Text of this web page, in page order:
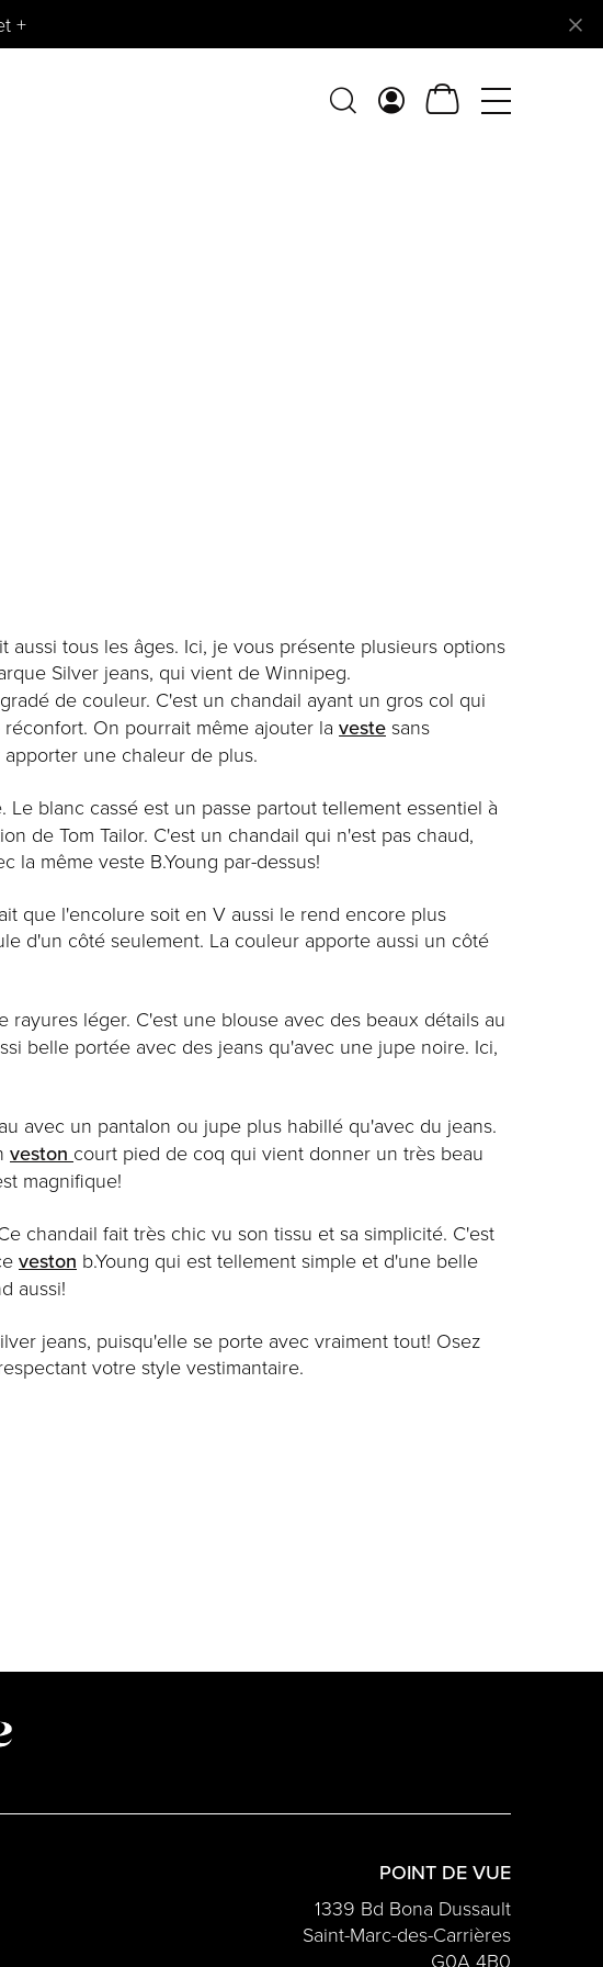
+
tous les âges. Ici, je vous présente plusieurs options
Silver jeans, qui vient de Winnipeg.
de couleur. C'est un chandail ayant un gros col qui
On pourrait même ajouter la veste sans
une chaleur de plus.
blanc cassé est un passe partout tellement essentiel à
de Tom Tailor. C'est un chandail qui n'est pas chaud,
même veste B.Young par-dessus!
que l'encolure soit en V aussi le rend encore plus
d'un côté seulement. La couleur apporte aussi un côté
léger. C'est une blouse avec des beaux détails au
belle portée avec des jeans qu'avec une jupe noire. Ici,
avec un pantalon ou jupe plus habillé qu'avec du jeans.
veston court pied de coq qui vient donner un très beau
magnifique!
chandail fait très chic vu son tissu et sa simplicité. C'est
veston b.Young qui est tellement simple et d'une belle
aussi!
jeans, puisqu'elle se porte avec vraiment tout! Osez
votre style vestimantaire.
POINT DE VUE
1339 Bd Bona Dussault
Saint-Marc-des-Carrières
G0A 4B0